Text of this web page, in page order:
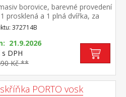
borovice, barevné provedení
prosklená a 1 plná dvířka, za
police 2 niky, 1 zásuvka s
pojezdy maximální nosnosti
návodu k montáži součást
bílá / buk
372714B
21.9.2026
s DPH
Kč **
PORTO vosk